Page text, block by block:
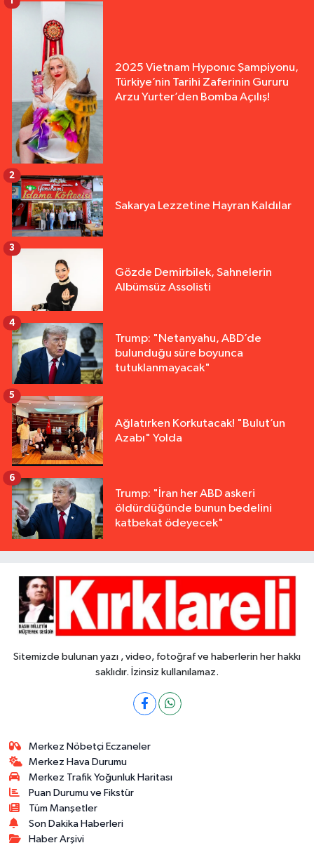
2025 Vietnam Hyponıc Şampiyonu,
Türkiye’nin Tarihi Zaferinin Gururu
Arzu Yurter’den Bomba Açılış!
Sakarya Lezzetine Hayran Kaldılar
2
Gözde Demirbilek, Sahnelerin
Albümsüz Assolisti
3
Trump: "Netanyahu, ABD’de
bulunduğu süre boyunca
tutuklanmayacak"
4
Ağlatırken Korkutacak! "Bulut’un
Azabı" Yolda
5
Trump: "İran her ABD askeri
öldürdüğünde bunun bedelini
katbekat ödeyecek"
6
Sitemizde bulunan yazı , video, fotoğraf ve haberlerin her hakkı
saklıdır. İzinsiz kullanılamaz.
Merkez Nöbetçi Eczaneler
Merkez Hava Durumu
Merkez Trafik Yoğunluk Haritası
Puan Durumu ve Fikstür
Tüm Manşetler
Son Dakika Haberleri
Haber Arşivi